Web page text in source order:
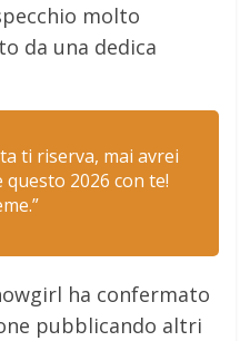
molto
da una dedica
ti riserva, mai avrei
2026 con te!
ha confermato
pubblicando altri